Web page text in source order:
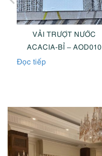
VẢI TRƯỢT NƯỚC
ACACIA-BỈ – AOD010
Đọc tiếp